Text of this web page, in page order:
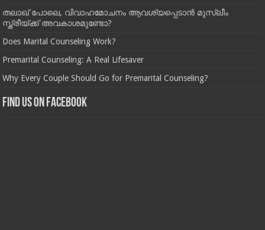
തലാഖ് പോലെ, വിവാഹമോചനം ആവശ്യപ്പെടാൻ മുസ്ലീം
സ്ത്രീയ്ക്ക് അവകാശമുണ്ടോ?
Does Marital Counseling Work?
Premarital Counseling: A Real Lifesaver
Why Every Couple Should Go for Premarital Counseling?
Find us on Facebook